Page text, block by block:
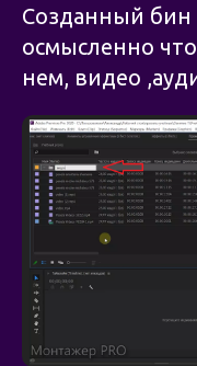
Созданный бин
осмысленно
нем, видео